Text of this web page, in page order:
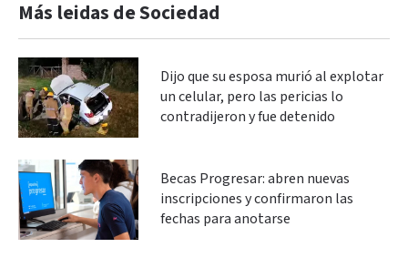
Más leidas de Sociedad
Dijo que su esposa murió al explotar
un celular, pero las pericias lo
contradijeron y fue detenido
Becas Progresar: abren nuevas
inscripciones y confirmaron las
fechas para anotarse